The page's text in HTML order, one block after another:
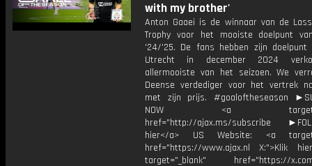
with my brother'
Anton Gaaei is de winnaar van de
Trophy voor het mooiste doelpunt
'24/'25. De fans hebben zijn doelpunt
Utrecht in december 2024
allermooiste van het seizoen. We
Deense verdediger voor het vertrek
met zijn prijs. #goaloftheseason
NOW <a
href="http://ajax.ms/subscribe
hier</a> US Website: <a
href="https://www.ajax.nl X:">Klik
target="_blank" href="https://x.com/